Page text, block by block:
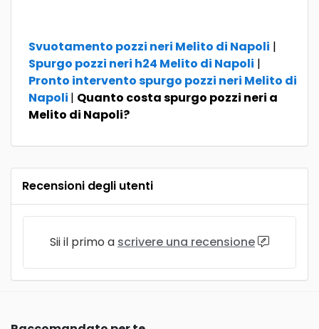
Svuotamento pozzi neri Melito di Napoli |
Spurgo pozzi neri h24 Melito di Napoli |
Pronto intervento spurgo pozzi neri Melito di
Napoli | Quanto costa spurgo pozzi neri a
Melito di Napoli?
Recensioni degli utenti
Sii il primo a scrivere una recensione